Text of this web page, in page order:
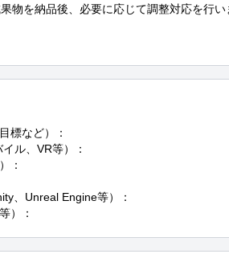
を納品後、必要に応じて調整対応を行い
標など）：
ル、VR等）：
：
、Unreal Engine等）：
）：